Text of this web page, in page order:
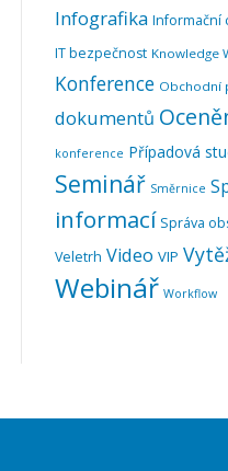
Infografika Informační
IT bezpečnost Knowledge
Konference Obchodní
dokumentů
konference Případová
Seminář Směrnice
informací Správa
Veletrh Video VIP
Webinář Workflow